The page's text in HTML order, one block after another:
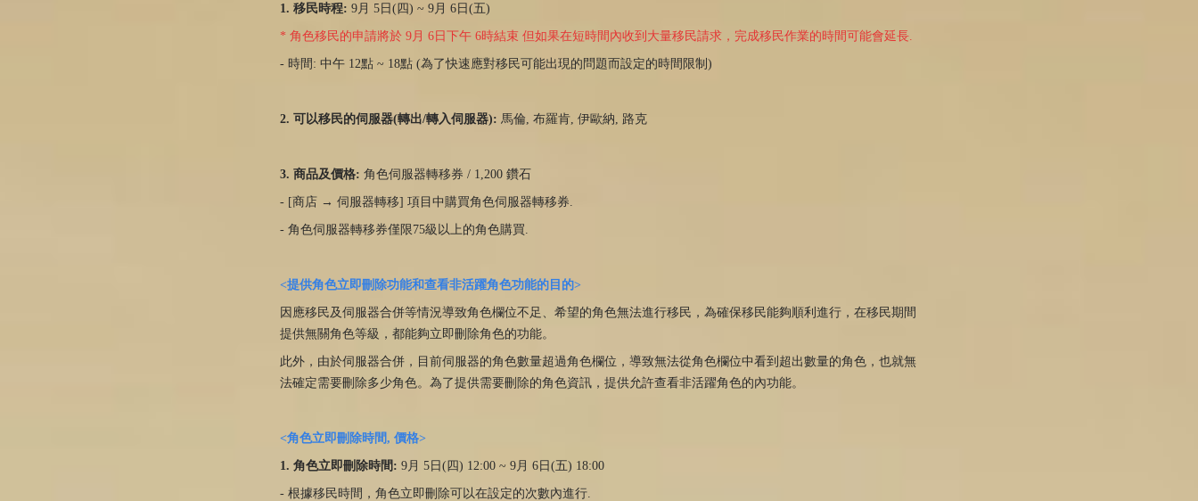
1. 移民時程: 9月 5日(四) ~ 9月 6日(五)
* 角色移民的申請將於 9月 6日下午 6時結束 但如果在短時間內收到大量移民請求，完成移民作業的時間可能會延長.
- 時間: 中午 12點 ~ 18點 (為了快速應對移民可能出現的問題而設定的時間限制)
2. 可以移民的伺服器(轉出/轉入伺服器): 馬倫, 布羅肯, 伊歐納, 路克
3. 商品及價格: 角色伺服器轉移券 / 1,200 鑽石
- [商店 → 伺服器轉移] 項目中購買角色伺服器轉移券.
- 角色伺服器轉移券僅限75級以上的角色購買.
<提供角色立即刪除功能和查看非活躍角色功能的目的>
因應移民及伺服器合併等情況導致角色欄位不足、希望的角色無法進行移民，為確保移民能夠順利進行，在移民期間
提供無關角色等級，都能夠立即刪除角色的功能。
此外，由於伺服器合併，目前伺服器的角色數量超過角色欄位，導致無法從角色欄位中看到超出數量的角色，也就無
法確定需要刪除多少角色。為了提供需要刪除的角色資訊，提供允許查看非活躍角色的內功能。
<角色立即刪除時間, 價格>
1. 角色立即刪除時間: 9月 5日(四) 12:00 ~ 9月 6日(五) 18:00
- 根據移民時間，角色立即刪除可以在設定的次數內進行.